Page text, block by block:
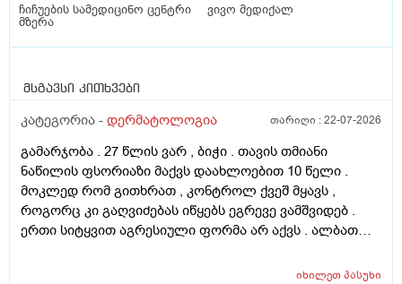
ჩიჩუების სამედიცინო ცენტრი
მზერა
ვივო მედიქალ
მსგავსი კითხვები
კატეგორია - დერმატოლოგია თარიღი :22-07-2026
გამარჯობა . 27 წლის ვარ , ბიჭი . თავის თმიანი
ნაწილის ფსორიაზი მაქვს დაახლოებით 10 წელი .
მოკლედ რომ გითხრათ , კონტროლ ქვეშ მყავს ,
როგორც კი გაღვიძებას იწყებს ეგრევე ვამშვიდებ .
ერთი სიტყვით აგრესიული ფორმა არ აქვს . ალბათ
ასაკი და გენეტიკა , ზუსტად ვერ გეტყვით მაგრამ
იხილეთპასუხი